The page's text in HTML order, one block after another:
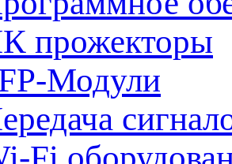
прожекторы
Модули